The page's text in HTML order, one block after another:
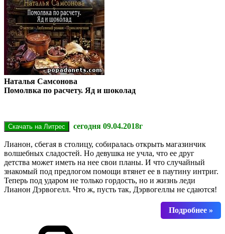
Наталья Самсонова
Помолвка по расчету. Яд и шоколад
сегодня 09.04.2018г
Лианон, сбегая в столицу, собиралась открыть магазинчик
волшебных сладостей. Но девушка не учла, что ее друг
детства может иметь на нее свои планы. И что случайный
знакомый под предлогом помощи втянет ее в паутину интриг.
Теперь под ударом не только гордость, но и жизнь леди
Лианон Дэрвогелл. Что ж, пусть так, Дэрвогеллы не сдаются!